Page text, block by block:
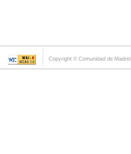
Copyright © Comunidad de Madrid.